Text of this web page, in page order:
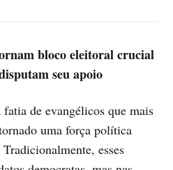
bloco eleitoral crucial
seu apoio
de evangélicos que mais
uma força política
esses